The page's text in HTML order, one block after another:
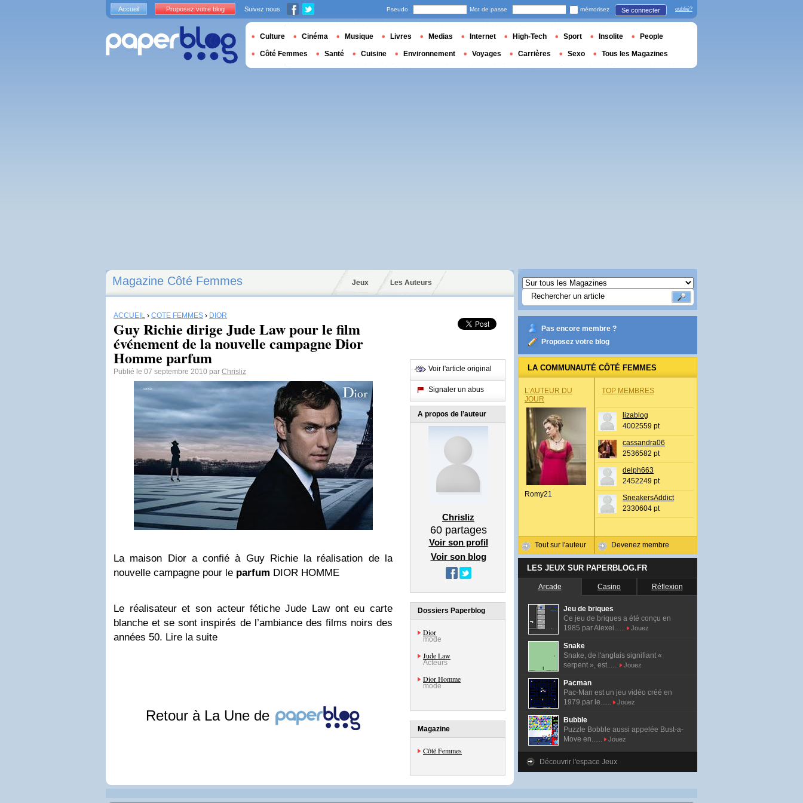
Magazine Côté Femmes Jeux Les Auteurs
ACCUEIL › CÔTÉ FEMMES › DIOR
Guy Richie dirige Jude Law pour le film
événement de la nouvelle campagne Dior
Homme parfum
Publié le 07 septembre 2010 par Chrisliz
La maison Dior a confié à Guy Richie la réalisation de la
nouvelle campagne pour le parfum DIOR HOMME
Le réalisateur et son acteur fétiche Jude Law ont eu carte
blanche et se sont inspirés de l’ambiance des films noirs des
années 50. Lire la suite
Retour à La Une de
Voir l'article original
Signaler un abus
A propos de l’auteur
Chrisliz
60partages
Voir son profil
Voir son blog
Dossiers Paperblog
Dior
mode
Jude Law
Acteurs
Dior Homme
mode
Magazine
Côté Femmes
Pas encore membre ?
Proposez votre blog
LA COMMUNAUTÉ CÔTÉ FEMMES
L’AUTEUR DU
JOUR
Romy21
Tout sur l'auteur
TOP MEMBRES
lizablog
4002559 pt
cassandra06
2536582 pt
delph663
2452249 pt
SneakersAddict
2330604 pt
Devenez membre
LES JEUX SUR PAPERBLOG.FR
Arcade Casino Réflexion
Jeu de briques
Ce jeu de briques a été conçu en
1985 par Alexei......
Jouez
Snake
Snake, de l'anglais signifiant «
serpent », est......
Jouez
Pacman
Pac-Man est un jeu vidéo créé en
1979 par le......
Jouez
Bubble
Puzzle Bobble aussi appelée Bust-a-
Move en......
Jouez
Découvrir l'espace Jeux
Accueil Proposez votre blog Suivez nous Pseudo Mot de passe mémorisez Se connecter oublié?
Culture Cinéma Musique Livres Medias Internet High-Tech Sport Insolite People
Côté Femmes Santé Cuisine Environnement Voyages Carrières Sexo Tous les Magazines